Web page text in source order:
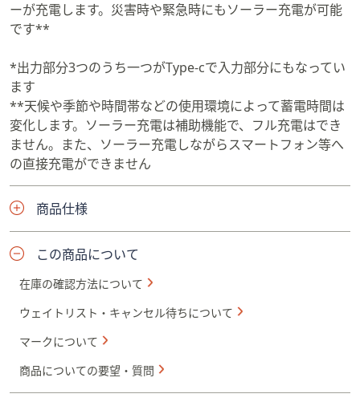
ーが充電します。災害時や緊急時にもソーラー充電が可能
です**
*出力部分3つのうち一つがType-cで入力部分にもなってい
ます
**天候や季節や時間帯などの使用環境によって蓄電時間は
変化します。ソーラー充電は補助機能で、フル充電はでき
ません。また、ソーラー充電しながらスマートフォン等へ
の直接充電ができません
商品仕様
この商品について
在庫の確認方法について
ウェイトリスト・キャンセル待ちについて
マークについて
商品についての要望・質問